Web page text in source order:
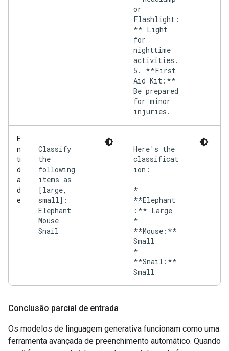
or
Flashlight:
** Light
for
nighttime
activities.
5. **First
Aid Kit:**
Be prepared
for minor
injuries.
E
n
ti
d
a
d
e
Classify
the
following
items as
[large,
small]:
Elephant
Mouse
Snail
Here's the
classificat
ion:
*
**Elephant
:** Large
*
**Mouse:**
Small
*
**Snail:**
Conclusão parcial de entrada
Os modelos de linguagem generativa funcionam como uma
ferramenta avançada de preenchimento automático. Quando